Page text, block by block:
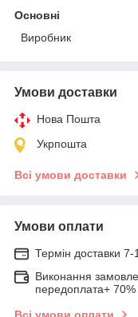
Основні
Виробник
Умови доставки
Нова Пошта
Укрпошта
Всі умови доставки
Умови оплати
Термін доставки
Виконання
передоплата+
Всі умови оплати